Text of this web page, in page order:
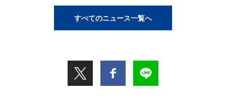
すべてのニュース一覧へ